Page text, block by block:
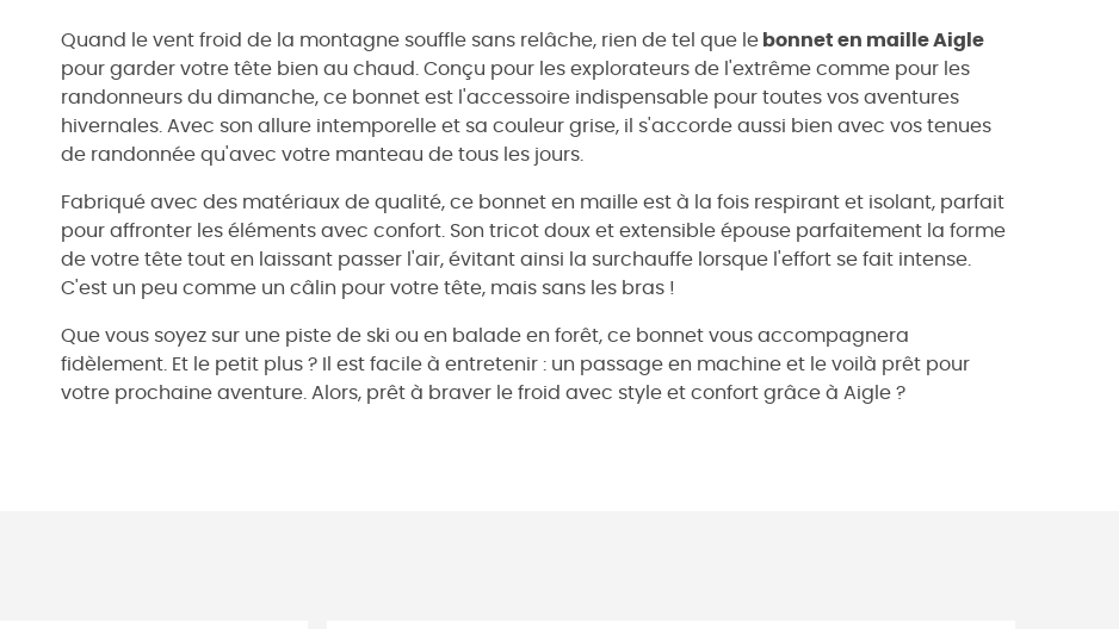
Quand le vent froid de la montagne souffle sans relâche, rien de tel que le bonnet en maille Aigle
pour garder votre tête bien au chaud. Conçu pour les explorateurs de l'extrême comme pour les
randonneurs du dimanche, ce bonnet est l'accessoire indispensable pour toutes vos aventures
hivernales. Avec son allure intemporelle et sa couleur grise, il s'accorde aussi bien avec vos tenues
de randonnée qu'avec votre manteau de tous les jours.
Fabriqué avec des matériaux de qualité, ce bonnet en maille est à la fois respirant et isolant, parfait
pour affronter les éléments avec confort. Son tricot doux et extensible épouse parfaitement la forme
de votre tête tout en laissant passer l'air, évitant ainsi la surchauffe lorsque l'effort se fait intense.
C'est un peu comme un câlin pour votre tête, mais sans les bras !
Que vous soyez sur une piste de ski ou en balade en forêt, ce bonnet vous accompagnera
fidèlement. Et le petit plus ? Il est facile à entretenir : un passage en machine et le voilà prêt pour
votre prochaine aventure. Alors, prêt à braver le froid avec style et confort grâce à Aigle ?